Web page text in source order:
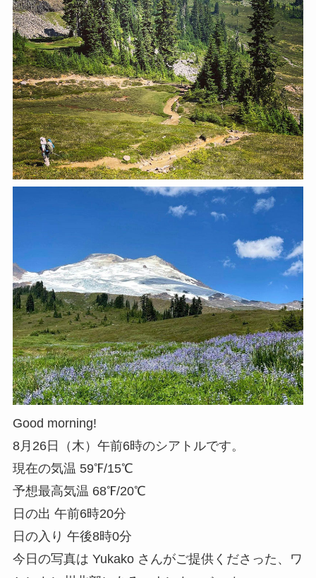
Good morning!
8月26日（木）午前6時のシアトルです。
現在の気温 59℉/15℃
予想最高気温 68℉/20℃
日の出 午前6時20分
日の入り 午後8時0分
今日の写真は Yukako さんがご提供くださった、ワ